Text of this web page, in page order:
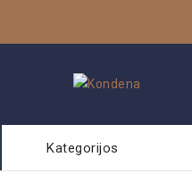
Kategorijos